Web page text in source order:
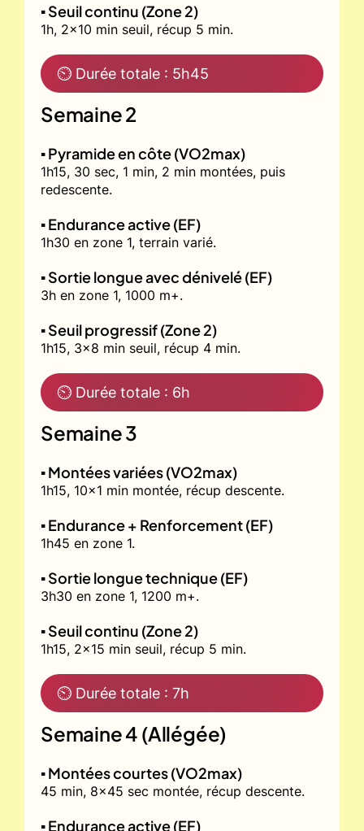
▪️ Seuil continu (Zone 2)
1h, 2x10 min seuil, récup 5 min.
⏲ Durée totale : 5h45
Semaine 2
▪️ Pyramide en côte (VO2max)
1h15, 30 sec, 1 min, 2 min montées, puis
redescente.
▪️ Endurance active (EF)
1h30 en zone 1, terrain varié.
▪️ Sortie longue avec dénivelé (EF)
3h en zone 1, 1000 m+.
▪️ Seuil progressif (Zone 2)
1h15, 3x8 min seuil, récup 4 min.
⏲ Durée totale : 6h
Semaine 3
▪️ Montées variées (VO2max)
1h15, 10x1 min montée, récup descente.
▪️ Endurance + Renforcement (EF)
1h45 en zone 1.
▪️ Sortie longue technique (EF)
3h30 en zone 1, 1200 m+.
▪️ Seuil continu (Zone 2)
1h15, 2x15 min seuil, récup 5 min.
⏲ Durée totale : 7h
Semaine 4 (Allégée)
▪️ Montées courtes (VO2max)
45 min, 8x45 sec montée, récup descente.
▪️ Endurance active (EF)